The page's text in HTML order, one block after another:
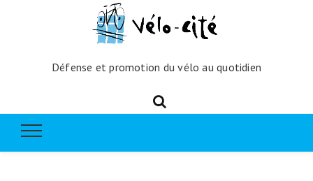
Défense et promotion du vélo au quotidien